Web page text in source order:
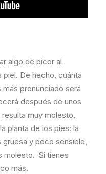
algo de picor al
De hecho, cuánta
pronunciado será
después de unos
muy molesto,
planta de los pies: la
gruesa y poco sensible,
molesto. Si tienes
más.